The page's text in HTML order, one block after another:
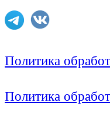
Политика
Политика